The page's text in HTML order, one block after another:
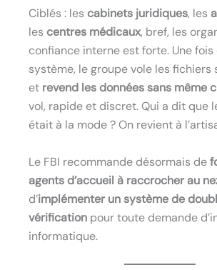
Ciblés : les cabinets juridiques, les
les centres médicaux, bref, les
confiance interne est forte. Une fois
système, le groupe vole les fichiers
et revend les données sans même
vol, rapide et discret. Qui a dit que
était à la mode ? On revient à
Le FBI recommande désormais de
agents d’accueil à raccrocher au
d’implémenter un système de
vérification pour toute demande
informatique.